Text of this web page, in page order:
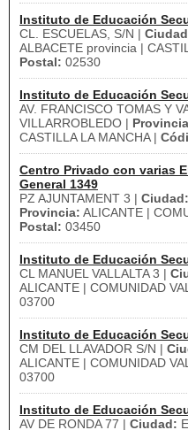
Instituto de Educación
CL. ESCUELAS, S/N |
ALBACETE provincia |
Postal: 02530
Instituto de Educación
AV. FRANCISCO TOMAS Y
VILLARROBLEDO |
CASTILLA LA MANCHA |
Centro Privado con varias
General 1349
PZ AJUNTAMENT 3 | Ciudad:
Provincia: ALICANTE |
Postal: 03450
Instituto de Educación
CL MANUEL VALLALTA 3 |
ALICANTE | COMUNIDAD
03700
Instituto de Educación
CM DEL LLAVADOR S/N |
ALICANTE | COMUNIDAD
03700
Instituto de Educación
AV DE RONDA 77 | Ciudad: